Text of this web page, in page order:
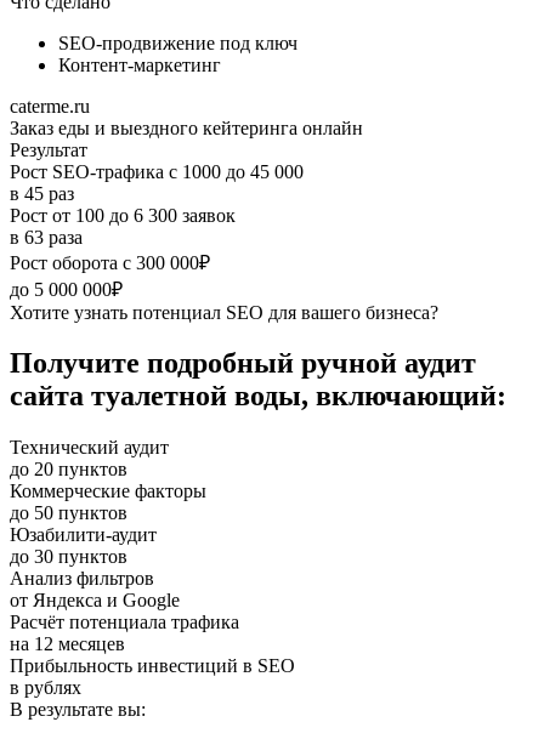
SEO-продвижение под ключ
Контент-маркетинг
caterme.ru
Заказ еды и выездного кейтеринга онлайн
Результат
Рост SEO‑трафика с 1000 до 45 000
в 45 раз
Рост от 100 до 6 300 заявок
в 63 раза
Рост оборота с 300 000₽
до 5 000 000₽
Хотите узнать потенциал SEO для вашего бизнеса?
Получите подробный ручной аудит
сайта туалетной воды, включающий:
Технический аудит
до 20 пунктов
Коммерческие факторы
до 50 пунктов
Юзабилити-аудит
до 30 пунктов
Анализ фильтров
от Яндекса и Google
Расчёт потенциала трафика
на 12 месяцев
Прибыльность инвестиций в SEO
в рублях
В результате вы: